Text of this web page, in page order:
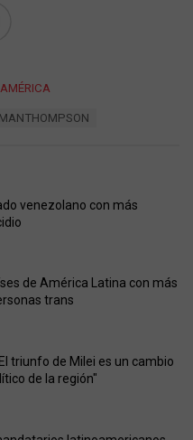
venezolano con más
de América Latina con más
trans
triunfo de Milei es un cambio
de la región"